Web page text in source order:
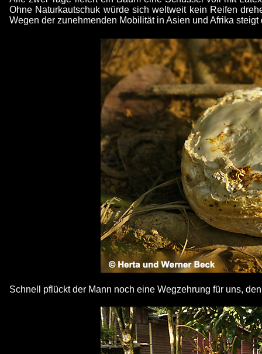
Ohne Naturkautschuk würde sich weltweit kein Reifen
Wegen der zunehmenden Mobilität in Asien und Afrika steigt
Schnell pflückt der Mann noch eine Wegzehrung für uns,